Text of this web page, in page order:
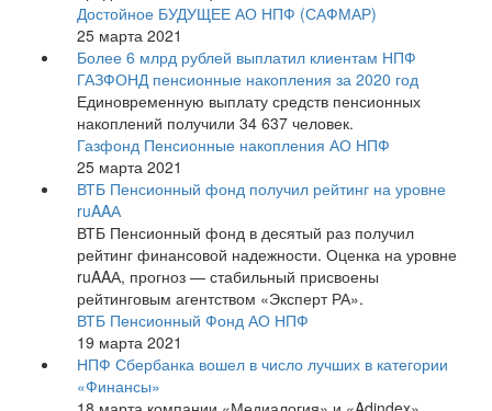
Достойное БУДУЩЕЕ АО НПФ (САФМАР)
25 марта 2021
Более 6 млрд рублей выплатил клиентам НПФ
ГАЗФОНД пенсионные накопления за 2020 год
Единовременную выплату средств пенсионных
накоплений получили 34 637 человек.
Газфонд Пенсионные накопления АО НПФ
25 марта 2021
ВТБ Пенсионный фонд получил рейтинг на уровне
ruAAА
ВТБ Пенсионный фонд в десятый раз получил
рейтинг финансовой надежности. Оценка на уровне
ruAAА, прогноз — стабильный присвоены
рейтинговым агентством «Эксперт РА».
ВТБ Пенсионный Фонд АО НПФ
19 марта 2021
НПФ Сбербанка вошел в число лучших в категории
«Финансы»